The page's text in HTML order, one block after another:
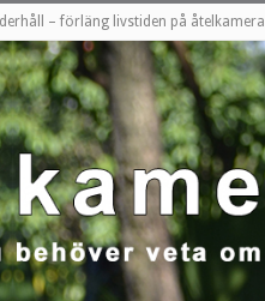
– förläng livstiden på åtelkamera